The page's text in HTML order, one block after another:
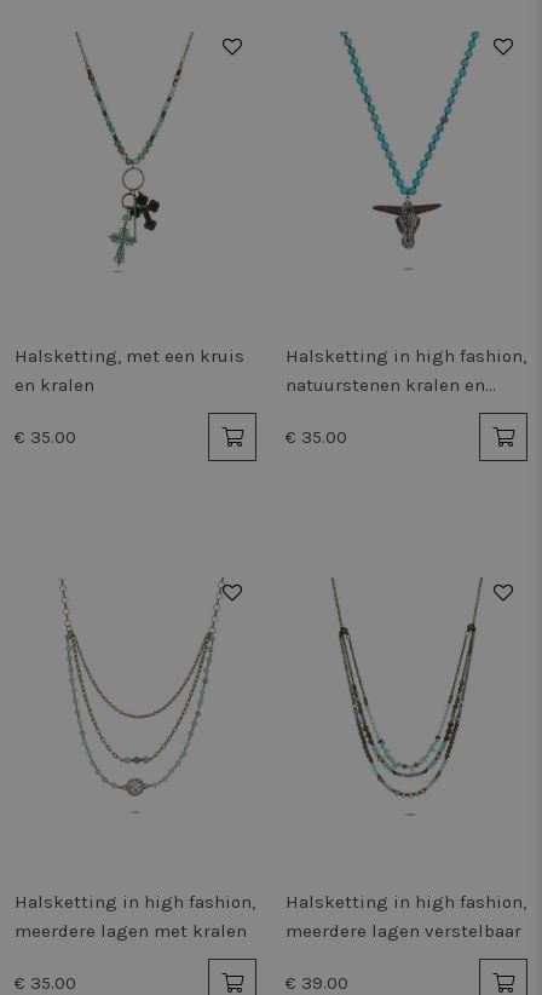
Halsketting, met een kruis
en kralen
€ 35.00
Halsketting in high fashion,
natuurstenen kralen en
€ 35.00
Halsketting in high fashion,
meerdere lagen met kralen
€ 35.00
Halsketting in high fashion,
meerdere lagen verstelbaar
€ 39.00